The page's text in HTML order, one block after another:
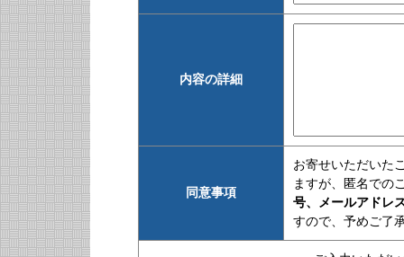
内容の詳細
同意事項
お寄せいただいた
ますが、匿名での
号、メールアドレ
すので、予めご了